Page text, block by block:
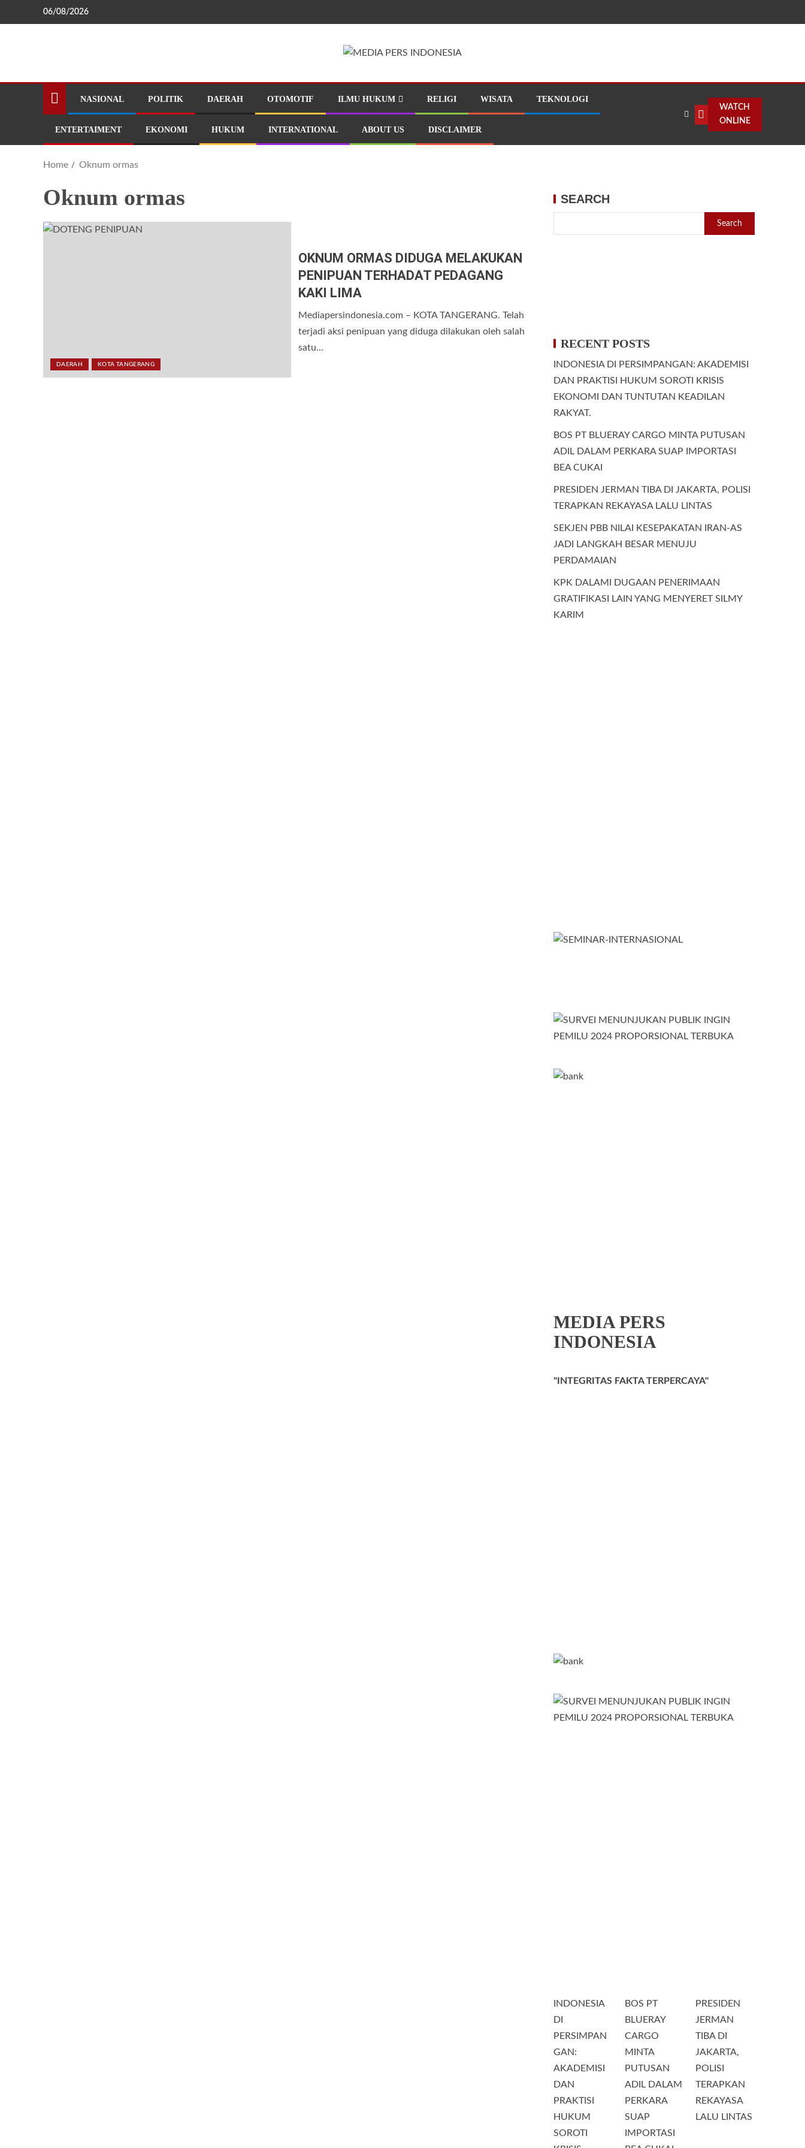
06/08/2026
NASIONAL POLITIK DAERAH OTOMOTIF ILMU HUKUM RELIGI WISATA TEKNOLOGI
ENTERTAIMENT EKONOMI HUKUM INTERNATIONAL ABOUT US DISCLAIMER
WATCH
ONLINE
Home Oknum ormas
Oknum ormas
DAERAH KOTA TANGERANG
OKNUM ORMAS DIDUGA MELAKUKAN
PENIPUAN TERHADAT PEDAGANG
KAKI LIMA
Mediapersindonesia.com – KOTA TANGERANG. Telah
terjadi aksi penipuan yang diduga dilakukan oleh salah
satu...
SEARCH
Search
RECENT POSTS
INDONESIA DI PERSIMPANGAN: AKADEMISI
DAN PRAKTISI HUKUM SOROTI KRISIS
EKONOMI DAN TUNTUTAN KEADILAN
RAKYAT.
BOS PT BLUERAY CARGO MINTA PUTUSAN
ADIL DALAM PERKARA SUAP IMPORTASI
BEA CUKAI
PRESIDEN JERMAN TIBA DI JAKARTA, POLISI
TERAPKAN REKAYASA LALU LINTAS
SEKJEN PBB NILAI KESEPAKATAN IRAN-AS
JADI LANGKAH BESAR MENUJU
PERDAMAIAN
KPK DALAMI DUGAAN PENERIMAAN
GRATIFIKASI LAIN YANG MENYERET SILMY
KARIM
MEDIA PERS
INDONESIA
"INTEGRITAS FAKTA TERPERCAYA"
INDONESIA
DI
PERSIMPAN
GAN:
AKADEMISI
DAN
PRAKTISI
HUKUM
SOROTI
BOS PT
BLUERAY
CARGO
MINTA
PUTUSAN
ADIL DALAM
PERKARA
SUAP
IMPORTASI
PRESIDEN
JERMAN
TIBA DI
JAKARTA,
POLISI
TERAPKAN
REKAYASA
LALU LINTAS